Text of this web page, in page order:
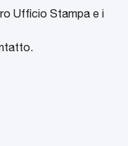
Ufficio Stampa e i